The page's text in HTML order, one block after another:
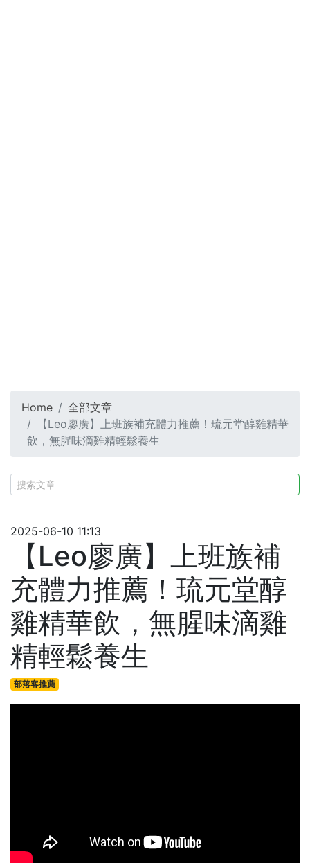
Home
全部文章
【Leo廖廣】上班族補充體力推薦！琉元堂醇雞精華
飲，無腥味滴雞精輕鬆養生
2025-06-10 11:13
【Leo廖廣】上班族補
充體力推薦！琉元堂醇
雞精華飲，無腥味滴雞
精輕鬆養生
部落客推薦